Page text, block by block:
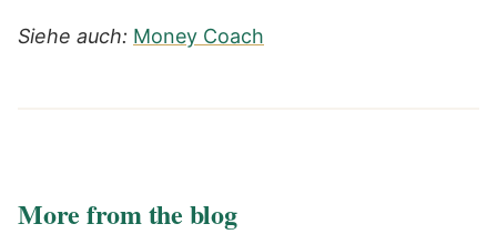
Siehe auch: Money Coach
More from the blog